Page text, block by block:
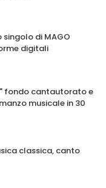
singolo di MAGO
digitali
fondo cantautorato e
musicale in 30
classica, canto